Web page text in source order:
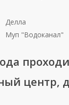
Делла
Муп "Водоканал"
центр,